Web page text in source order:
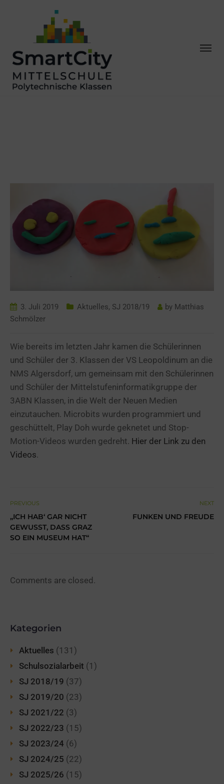
3. Juli 2019 Aktuelles, SJ 2018/19 by Matthias
Schmölzer
Wie bereits im letzten Jahr kamen die Schülerinnen
und Schüler der 3. Klassen der VS Leopoldinum an die
NMS Algersdorf, um gemeinsam mit den Schülerinnen
und Schüler der Mittelstufeninformatikgruppe der
3ABN Klassen, in die Welt der Neuen Medien
einzutauchen. Microbits wurden programmiert und
geschüttelt, Play Doh wurde geknetet und Stop-
Motion-Videos wurden gedreht. Hier der Link zu den
Videos.
PREVIOUS
„ICH HAB‘ GAR NICHT
GEWUSST, DASS GRAZ
SO EIN MUSEUM HAT“
NEXT
FUNKEN UND FREUDE
Comments are closed.
Kategorien
Aktuelles (131)
Schulsozialarbeit (1)
SJ 2018/19 (37)
SJ 2019/20 (23)
SJ 2021/22 (3)
SJ 2022/23 (15)
SJ 2023/24 (6)
SJ 2024/25 (22)
SJ 2025/26 (15)